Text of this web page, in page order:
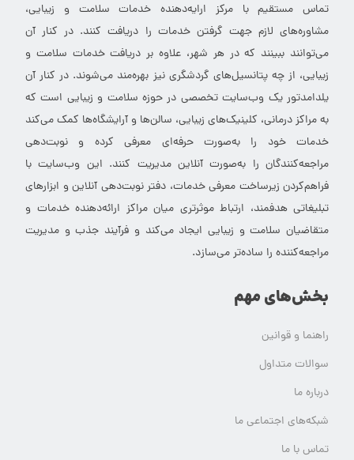
تماس مستقیم با مرکز ارایه‌دهنده خدمات سلامت و زیبایی،
مشاوره‌های لازم جهت گرفتن خدمات را دریافت کنند. در کنار آن
می‌توانند ببینند که در هر شهر، علاوه بر دریافت خدمات سلامت و
زیبایی، از چه پتانسیل‌های گردشگری نیز بهره‌مند می‌شوند. در کنار آن
یلدامدتور یک وب‌سایت تخصصی در حوزه سلامت و زیبایی است که
به مراکز درمانی، کلینیک‌های زیبایی، سالن‌ها و آرایشگاه‌ها کمک می‌کند
خدمات خود را به‌صورت حرفه‌ای معرفی کرده و نوبت‌دهی
مراجعه‌کنندگان را به‌صورت آنلاین مدیریت کنند. این وب‌سایت با
فراهم‌کردن زیرساخت معرفی خدمات، دفتر نوبت‌دهی آنلاین و ابزارهای
تبلیغاتی هدفمند، ارتباط موثرتری میان مراکز ارائه‌دهنده خدمات و
متقاضیان سلامت و زیبایی ایجاد می‌کند و فرآیند جذب و مدیریت
مراجعه‌کننده را ساده‌تر می‌سازد.
بخش‌های مهم
راهنما و قوانین
سوالات متداول
درباره ما
شبکه‌های اجتماعی ما
تماس با ما